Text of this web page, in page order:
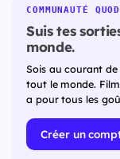
COMMUNAUTÉ
Suis tes
monde.
Sois au courant
tout le monde.
a pour tous les
Créer un